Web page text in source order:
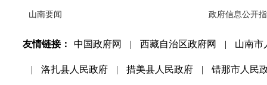
山南要闻 政府信息公开
友情链接： 中国政府网 | 西藏自治区政府网 | 山南市
| 洛扎县人民政府 | 措美县人民政府 | 错那市人民